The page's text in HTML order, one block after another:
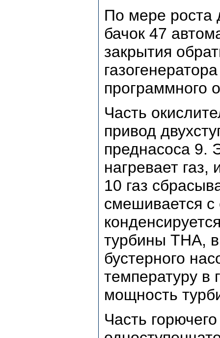
По мере роста
бачок 47
закрытия
программного
Часть
привод
преднасоса 9.
нагревает
10 газ
смешивается с
турбины ТНА, в
бустерного
температуру в
мощность
Часть